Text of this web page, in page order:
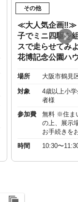
その他
≪大人気企画‼︎≫
子でミニ四駆を
スで走らせてみ
花博記念公園ハ
場所 大阪市鶴見
対象
4歳以上小
者様
参加費
無料 ※住ま
の上、展示
お手続きを
時間
10:30〜